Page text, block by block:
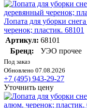
Лопата для уборки
черенок; пластик. 68101
Артикул: 68101
Бренд:
УЭО прочее
Под заказ
Обновлено 07.08.2026
+7 (495) 943-29-27
Уточнить цену